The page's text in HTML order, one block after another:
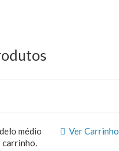
Ver Carrinho
médio